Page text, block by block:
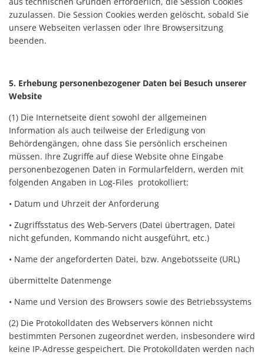
zuzulassen. Die Session Cookies werden gelöscht, sobald Sie
unsere Webseiten verlassen oder Ihre Browsersitzung
beenden.
5. Erhebung personenbezogener Daten bei Besuch unserer
Website
(1) Die Internetseite dient sowohl der allgemeinen
Information als auch teilweise der Erledigung von
Behördengängen, ohne dass Sie persönlich erscheinen
müssen. Ihre Zugriffe auf diese Website ohne Eingabe
personenbezogenen Daten in Formularfeldern, werden mit
folgenden Angaben in Log-Files protokolliert:
• Datum und Uhrzeit der Anforderung
• Zugriffsstatus des Web-Servers (Datei übertragen, Datei
nicht gefunden, Kommando nicht ausgeführt, etc.)
• Name der angeforderten Datei, bzw. Angebotsseite (URL)
übermittelte Datenmenge
• Name und Version des Browsers sowie des Betriebssystems
(2) Die Protokolldaten des Webservers können nicht
bestimmten Personen zugeordnet werden, insbesondere wird
keine IP-Adresse gespeichert. Die Protokolldaten werden nach